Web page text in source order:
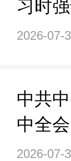
习时
量推
2026-07-
中共
中全
中共
2026-07-